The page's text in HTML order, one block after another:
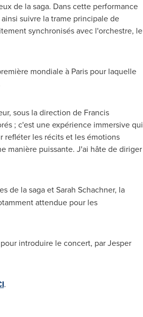
de la saga. Dans cette performance
suivre la trame principale de
synchronisés avec l'orchestre, le
mondiale à Parispour laquelle
sous la direction de Francis
; c'est une expérience immersive qui
refléter les récits et les émotions
manière puissante. J'ai hâte de diriger
de la saga etSarah Schachner, la
attendue pour les
introduire le concert, par Jesper
.